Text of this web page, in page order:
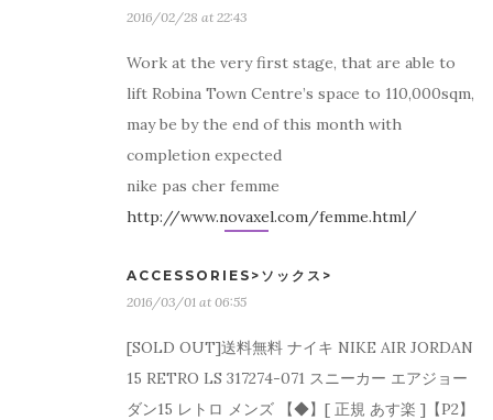
2016/02/28 at 22:43
Work at the very first stage, that are able to
lift Robina Town Centre’s space to 110,000sqm,
may be by the end of this month with
completion expected
nike pas cher femme
http://www.novaxel.com/femme.html/
ACCESSORIES>ソックス>
2016/03/01 at 06:55
[SOLD OUT]送料無料 ナイキ NIKE AIR JORDAN
15 RETRO LS 317274-071 スニーカー エアジョー
ダン15 レトロ メンズ 【◆】[ 正規 あす楽 ]【P2】